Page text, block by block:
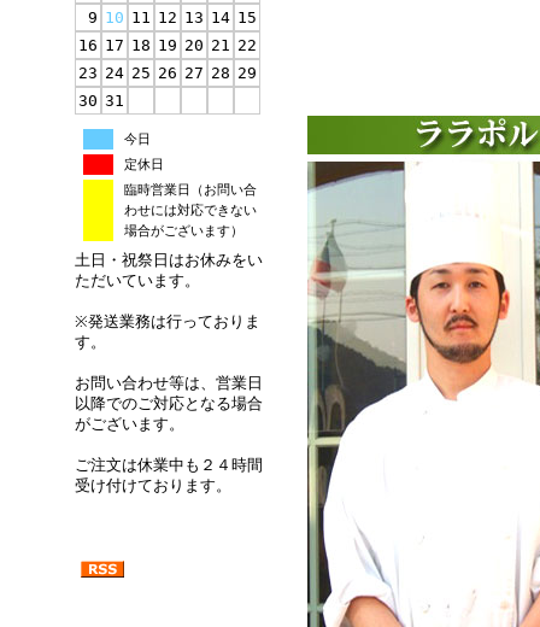
9 10 11 12 13 14 15
16 17 18 19 20 21 22
23 24 25 26 27 28 29
30 31
今日
定休日
臨時営業日（お問い合
わせには対応できない
場合がございます）
土日・祝祭日はお休みをい
ただいています。
※発送業務は行っておりま
す。
お問い合わせ等は、営業日
以降でのご対応となる場合
がございます。
ご注文は休業中も２４時間
受け付けております。